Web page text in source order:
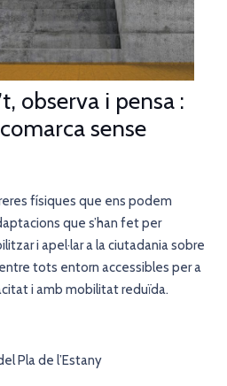
observa i pensa :
sense
físiques que ens podem
que s’han fet per
i apel·lar a la ciutadania sobre
tots entorn accessibles per a
i amb mobilitat reduïda.
Pla de l’Estany